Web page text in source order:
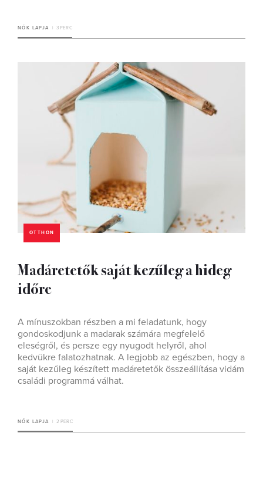
NŐK LAPJA 3 PERC
OTTHON
Madáretetők saját kezűleg a hideg
időre
A mínuszokban részben a mi feladatunk, hogy
gondoskodjunk a madarak számára megfelelő
eleségről, és persze egy nyugodt helyről, ahol
kedvükre falatozhatnak. A legjobb az egészben, hogy a
saját kezűleg készített madáretetők összeállítása vidám
családi programmá válhat.
NŐK LAPJA 2 PERC